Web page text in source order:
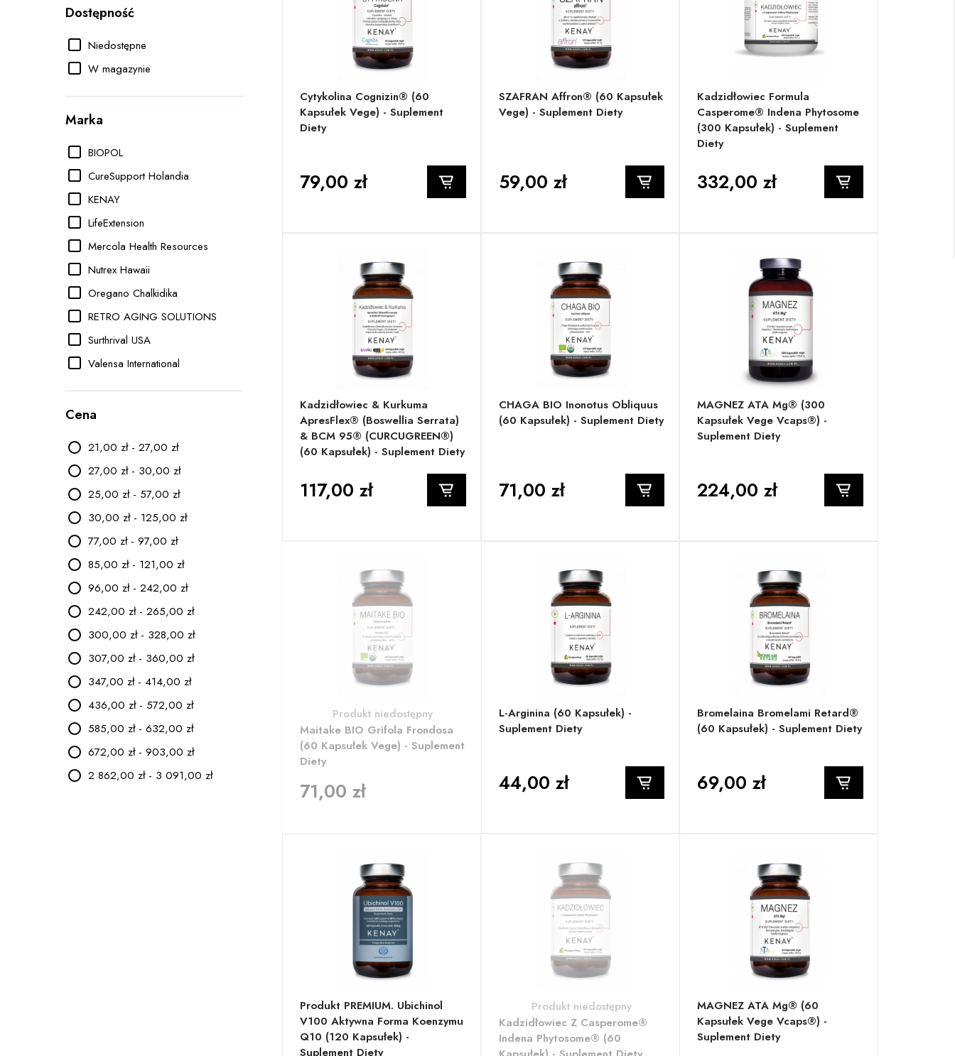
Dostępność
Niedostępne
W magazynie
Marka
BIOPOL
CureSupport Holandia
KENAY
LifeExtension
Mercola Health Resources
Nutrex Hawaii
Oregano Chalkidika
RETRO AGING SOLUTIONS
Surthrival USA
Valensa International
Cena
21,00 zł - 27,00 zł
27,00 zł - 30,00 zł
25,00 zł - 57,00 zł
30,00 zł - 125,00 zł
77,00 zł - 97,00 zł
85,00 zł - 121,00 zł
96,00 zł - 242,00 zł
242,00 zł - 265,00 zł
300,00 zł - 328,00 zł
307,00 zł - 360,00 zł
347,00 zł - 414,00 zł
436,00 zł - 572,00 zł
585,00 zł - 632,00 zł
672,00 zł - 903,00 zł
2 862,00 zł - 3 091,00 zł
Cytykolina Cognizin® (60
Kapsułek Vege) - Suplement
Diety
79,00 zł
SZAFRAN Affron® (60 Kapsułek
Vege) - Suplement Diety
59,00 zł
Kadzidłowiec Formula
Casperome® Indena Phytosome
(300 Kapsułek) - Suplement
Diety
332,00 zł
Kadzidłowiec & Kurkuma
ApresFlex® (Boswellia Serrata)
& BCM 95® (CURCUGREEN®)
(60 Kapsułek) - Suplement Diety
117,00 zł
CHAGA BIO Inonotus Obliquus
(60 Kapsułek) - Suplement Diety
71,00 zł
MAGNEZ ATA Mg® (300
Kapsułek Vege Vcaps®) -
Suplement Diety
224,00 zł
Produkt niedostępny
Maitake BIO Grifola Frondosa
(60 Kapsułek Vege) - Suplement
Diety
71,00 zł
L-Arginina (60 Kapsułek) -
Suplement Diety
44,00 zł
Bromelaina Bromelami Retard®
(60 Kapsułek) - Suplement Diety
69,00 zł
Produkt PREMIUM. Ubichinol
V100 Aktywna Forma Koenzymu
Q10 (120 Kapsułek) -
Suplement Diety
Produkt niedostępny
Kadzidłowiec Z Casperome®
Indena Phytosome® (60
MAGNEZ ATA Mg® (60
Kapsułek Vege Vcaps®) -
Suplement Diety